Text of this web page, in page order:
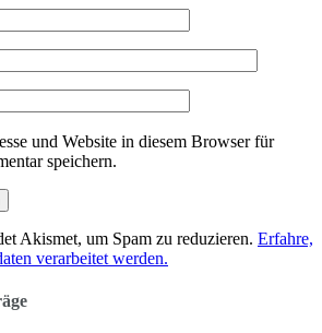
und Website in diesem Browser für
speichern.
Akismet, um Spam zu reduzieren. Erfahre,
verarbeitet werden.